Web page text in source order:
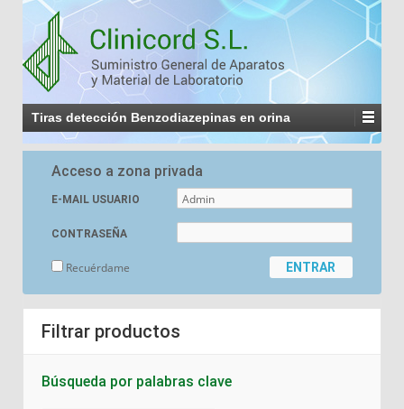
Tiras detección Benzodiazepinas en orina
Acceso a zona privada
E-MAIL USUARIO
CONTRASEÑA
Recuérdame
Filtrar productos
Búsqueda por palabras clave